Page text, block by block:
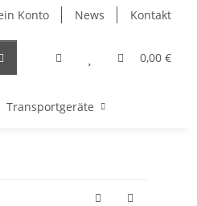
Konto News Kontakt
0,00 €
Transportgeräte